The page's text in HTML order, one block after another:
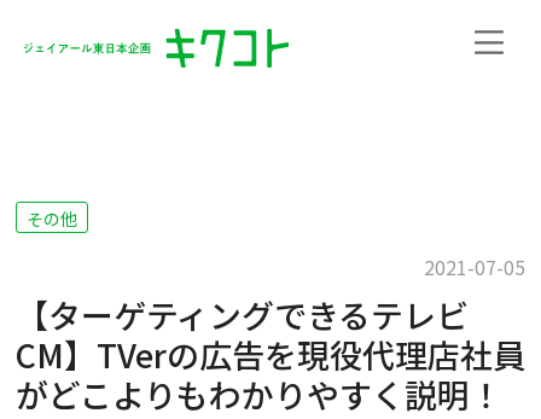
その他
2021-07-05
【ターゲティングできるテレビ
CM】TVerの広告を現役代理店社員
がどこよりもわかりやすく説明！